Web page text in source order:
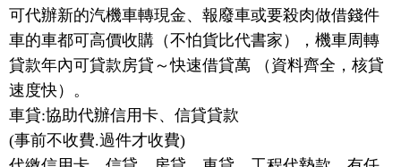
可代辦新的汽機車轉現金、報廢車或要殺肉做借錢件
車的車都可高價收購（不怕貨比代書家），機車周轉
貸款年內可貸款房貸～快速借貸萬 （資料齊全，核貸
速度快）。
車貸:協助代辦信用卡、信貸貸款
(事前不收費.過件才收費)